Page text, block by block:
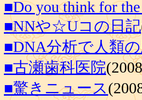
■Do you think for
■NNや☆Uコの日記
■DNA分析で人類
■古瀬歯科医院
■驚きニュース